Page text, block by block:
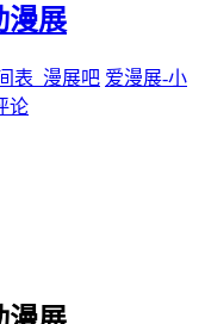
漫展
表_漫展吧 爱漫展-小
论